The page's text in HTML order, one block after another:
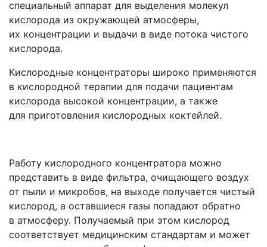
специальный аппарат для выделения молекул
кислорода из окружающей атмосферы,
их концентрации и выдачи в виде потока чистого
кислорода.
Кислородные концентраторы широко применяются
в кислородной терапии для подачи пациентам
кислорода высокой концентрации, а также
для приготовления кислородных коктейлей.
Работу кислородного концентратора можно
представить в виде фильтра, очищающего воздух
от пыли и микробов, на выходе получается чистый
кислород, а оставшиеся газы попадают обратно
в атмосферу. Получаемый при этом кислород
соответствует медицинским стандартам и может